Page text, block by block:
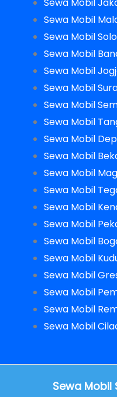
Sewa Mobil
Sewa Mobil Solo
Sewa Mobil
Sewa Mobil
Sewa Mobil
Sewa Mobil
Sewa Mobil
Sewa Mobil
Sewa Mobil
Sewa Mobil
Sewa Mobil
Sewa Mobil
Sewa Mobil
Sewa Mobil
Sewa Mobil
Sewa Mobil
Sewa Mobil
Sewa Mobil
Sewa Mobil
Sewa Mobil